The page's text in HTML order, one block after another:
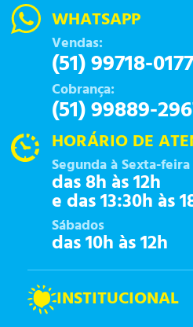
WHATSAPP
Vendas:
(51) 99718-0177
Cobrança:
(51) 99889-
HORÁRIO DE
Segunda à Sexta-feira
das 8h às 12h
e das 13:30h às
Sábados
das 10h às 12h
INSTITUCIONAL